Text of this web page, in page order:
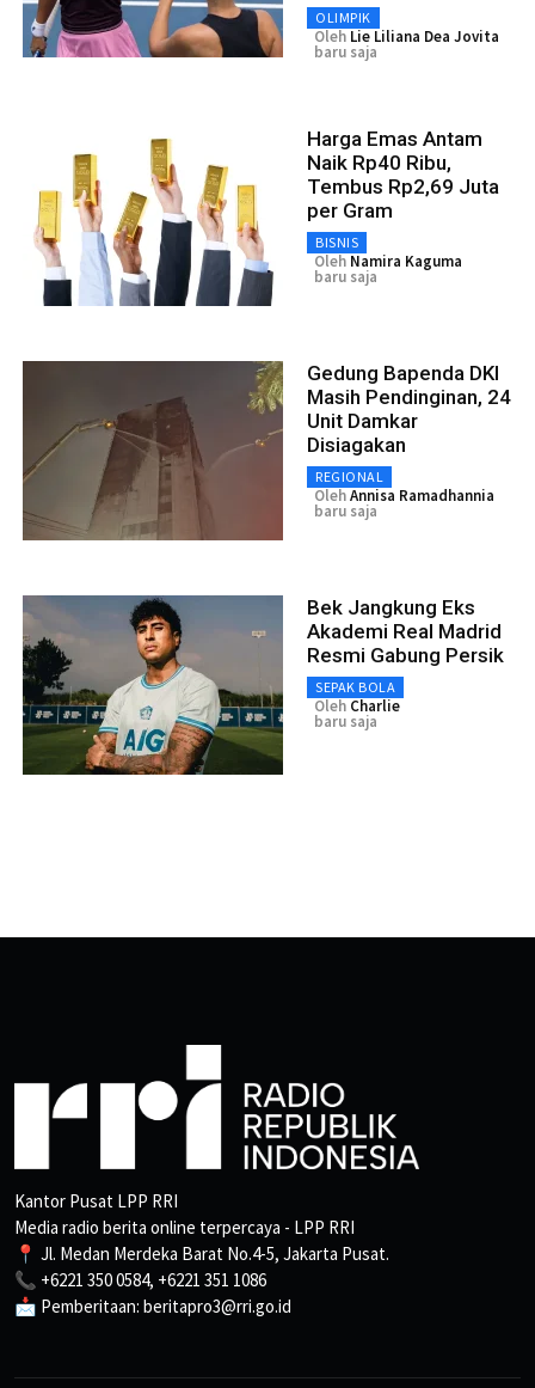
OLIMPIK
Oleh Lie Liliana Dea Jovita
baru saja
Harga Emas Antam
Naik Rp40 Ribu,
Tembus Rp2,69 Juta
per Gram
BISNIS
Oleh Namira Kaguma
baru saja
Gedung Bapenda DKI
Masih Pendinginan, 24
Unit Damkar
Disiagakan
REGIONAL
OlehAnnisa Ramadhannia
baru saja
Bek Jangkung Eks
Akademi Real Madrid
Resmi Gabung Persik
SEPAK BOLA
Oleh Charlie
baru saja
Kantor Pusat LPP RRI
Media radio berita online terpercaya - LPP RRI
📍 Jl. Medan Merdeka Barat No.4-5, Jakarta Pusat.
📞 +6221 350 0584, +6221 351 1086
📩 Pemberitaan: beritapro3@rri.go.id